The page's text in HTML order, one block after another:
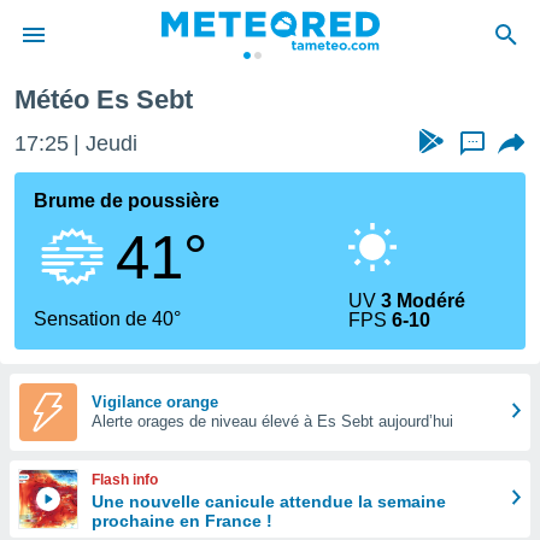
de
Météo Es Sebt
17:25 Jeudi ...
Brume de poussière
41°
Sensation de 40°
UV3 Modéré
FPS6-10
Vigilance orange
Alerte orages de niveau élevé à Es Sebt aujourd’hui
Flash info
Une nouvelle canicule attendue la semaine
prochaine en France !